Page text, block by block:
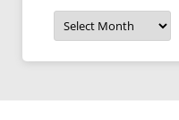
Archives